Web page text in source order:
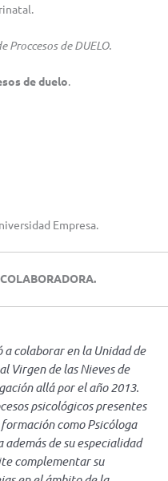
Proccesos de DUELO.
de duelo.
Empresa.
colaborar en la Unidad de
Virgen de las Nieves de
allá por el año 2013.
psicológicos presentes
como Psicóloga
de su especialidad
complementar su